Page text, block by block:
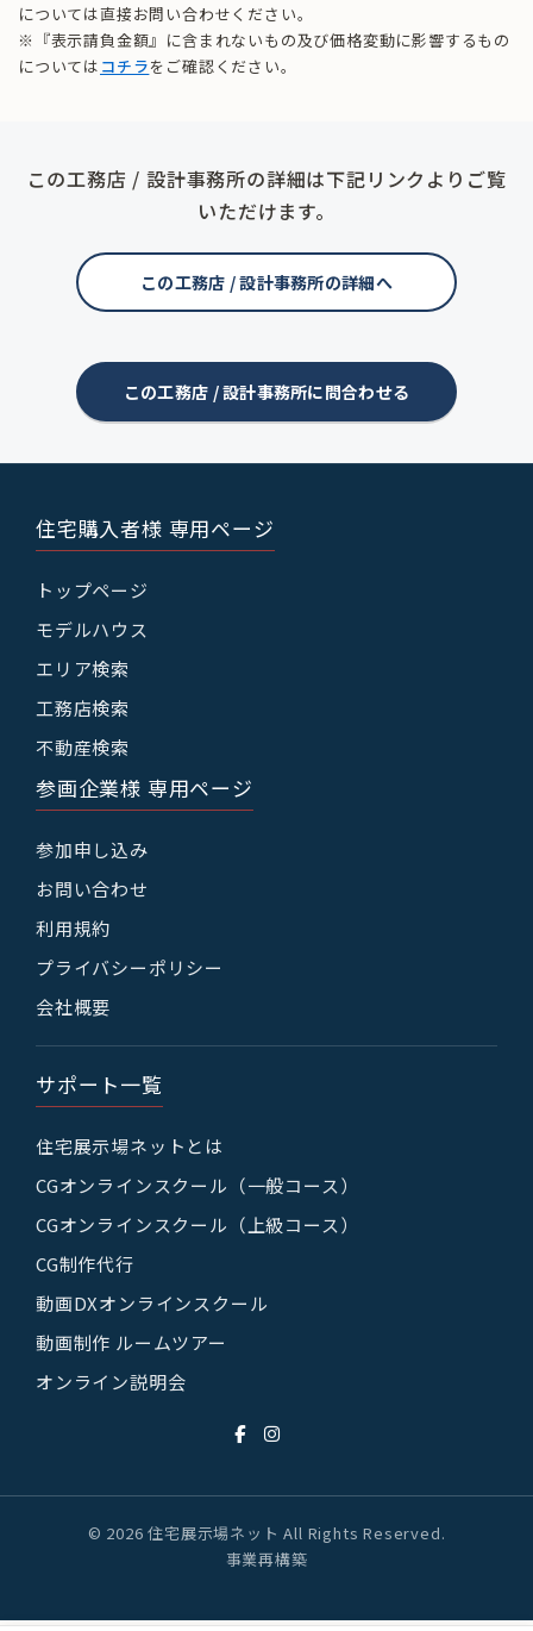
については直接お問い合わせください。
※『表示請負金額』に含まれないもの及び価格変動に影響するもの
については コチラをご確認ください。
この工務店 / 設計事務所の詳細は下記リンクよりご覧
いただけます。
この工務店 / 設計事務所の詳細へ
この工務店 / 設計事務所に問合わせる
住宅購入者様 専用ページ
トップページ
モデルハウス
エリア検索
工務店検索
不動産検索
参画企業様 専用ページ
参加申し込み
お問い合わせ
利用規約
プライバシーポリシー
会社概要
サポート一覧
住宅展示場ネットとは
CGオンラインスクール（一般コース）
CGオンラインスクール（上級コース）
CG制作代行
動画DXオンラインスクール
動画制作 ルームツアー
オンライン説明会
© 2026 住宅展示場ネット All Rights Reserved.
事業再構築